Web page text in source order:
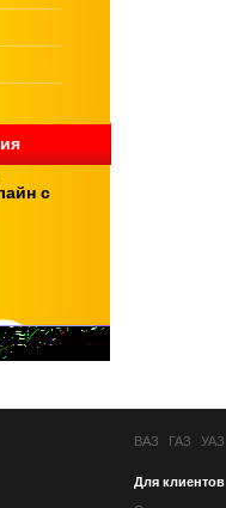
с
ВАЗ ГАЗ УАЗ
Для клиентов